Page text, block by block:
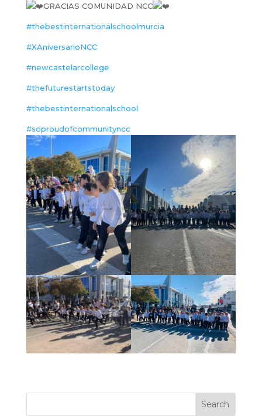
GRACIAS COMUNIDAD NCC
#thebestinternationalschoolmurcia
#XAniversarioNCC
#newcastelarcollege
#thefuturestartstoday
#thebestinternationalschool
#soproudofcommunityncc
Search